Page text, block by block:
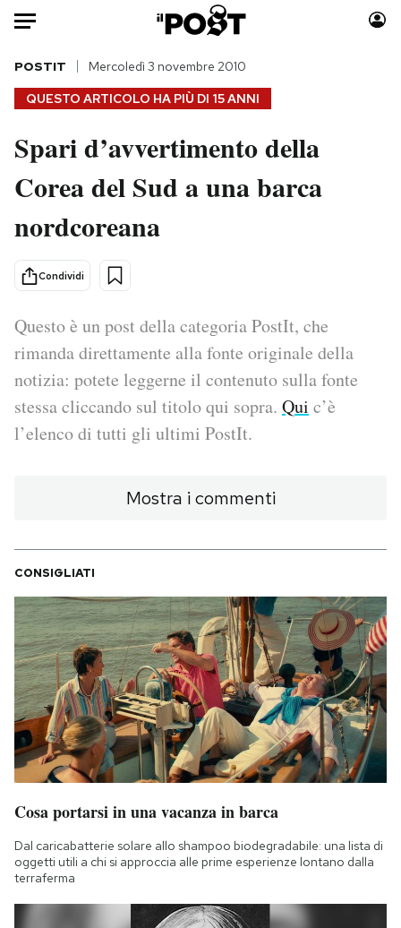
Auto
HOME
Italia
Politica
Tecnologia
Scienza
Economia
Sport
Moda
Consumismi
Altrecose
Mondiali calcio 2026
PODCAST
NEWSLETTER
I MIEI PREFERITI
SHOP
CALENDARIO
AREA PERSONALE
Area Personale
Notifiche mobile
Regala il Post
Hai bisogno di aiuto?
Esci
QUESTO ARTICOLO HA PIÙ DI 15 ANNI
POSTIT Mercoledì 3 novembre 2010
Spari d’avvertimento della
Corea del Sud a una barca
nordcoreana
Condividi
Questo è un post della categoria PostIt, che
rimanda direttamente alla fonte originale della
notizia: potete leggerne il contenuto sulla fonte
stessa cliccando sul titolo qui sopra. Qui c’è
l’elenco di tutti gli ultimi PostIt.
Mostra i commenti
CONSIGLIATI
Cosa portarsi in una vacanza in barca
Dal caricabatterie solare allo shampoo biodegradabile: una lista di
oggetti utili a chi si approccia alle prime esperienze lontano dalla
terraferma